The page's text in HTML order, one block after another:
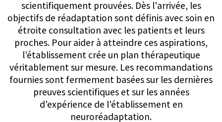
de la maladie.
Le traitement est effectué en position assise, à
l'aide d'une sonde sonore pour délivrer des
impulsions ultrasonores douces et stimulantes en
profondeur dans le cerveau. Il est indolore, non
invasif et bien toléré, pouvant potentiellement
aider à stabiliser ou améliorer les performances
mentales.
Les coûts ne sont actuellement pas couverts par
l'assurance maladie (CHF 3 000 pour un cycle de
six séances sur deux semaines). Les patients sont